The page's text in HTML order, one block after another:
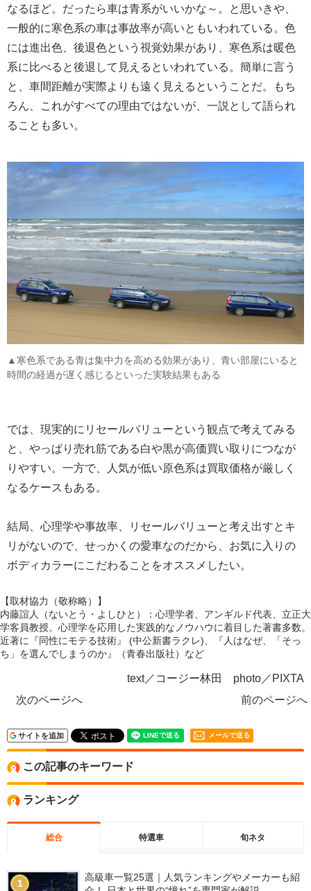
なるほど。だったら車は青系がいいかな～。と思いきや、
一般的に寒色系の車は事故率が高いともいわれている。色
には進出色、後退色という視覚効果があり、寒色系は暖色
系に比べると後退して見えるといわれている。簡単に言う
と、車間距離が実際よりも遠く見えるということだ。もち
ろん、これがすべての理由ではないが、一説として語られ
ることも多い。
▲寒色系である青は集中力を高める効果があり、青い部屋にいると
時間の経過が遅く感じるといった実験結果もある
では、現実的にリセールバリューという観点で考えてみる
と、やっぱり売れ筋である白や黒が高価買い取りにつなが
りやすい。一方で、人気が低い原色系は買取価格が厳しく
なるケースもある。
結局、心理学や事故率、リセールバリューと考え出すとキ
リがないので、せっかくの愛車なのだから、お気に入りの
ボディカラーにこだわることをオススメしたい。
【取材協力（敬称略）】
内藤誼人（ないとう・よしひと）：心理学者、アンギルド代表、立正大
学客員教授。心理学を応用した実践的なノウハウに着目した著書多数。
近著に『同性にモテる技術』 (中公新書ラクレ)、『人はなぜ、「そっ
ち」を選んでしまうのか』（青春出版社）など
text／コージー林田 photo／PIXTA
次のページへ
前のページへ
サイトを追加 メールで送る
この記事のキーワード
ランキング
総合 特選車 旬ネタ
1
高級車一覧25選｜人気ランキングやメーカーも紹